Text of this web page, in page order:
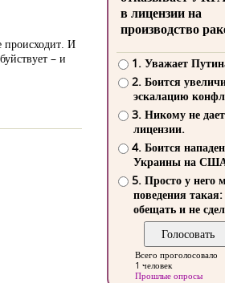
происходит. И
– и
в лицензии на
производство
1. Уважает
2. Боится
эскалацию
3. Никому не
лицензии.
4. Боится
Украины на
5. Просто у него
поведения такая:
обещать и не
Всего проголосовало
1 человек
Прошлые опросы